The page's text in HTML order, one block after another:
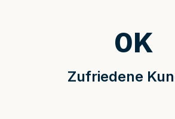
Zufriedene
0K